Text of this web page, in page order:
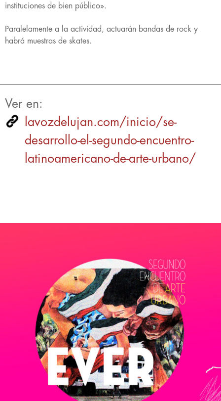
instituciones de bien público».
Paralelamente a la actividad, actuarán bandas de rock y
habrá muestras de skates.
Ver en:
lavozdelujan.com/inicio/se-
desarrollo-el-segundo-encuentro-
latinoamericano-de-arte-urbano/